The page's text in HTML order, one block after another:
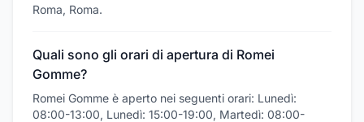
Roma, Roma.
Quali sono gli orari di apertura di Romei
Gomme?
Romei Gomme è aperto nei seguenti orari: Lunedì:
08:00-13:00, Lunedì: 15:00-19:00, Martedì: 08:00-